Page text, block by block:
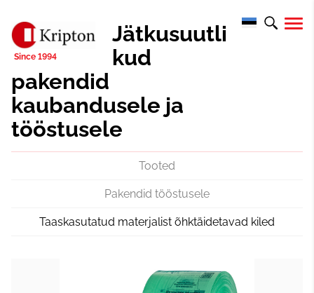
Jätkusuutli
kud
pakendid
kaubandusele ja
tööstusele
Tooted
Pakendid tööstusele
Taaskasutatud materjalist õhktäidetavad kiled